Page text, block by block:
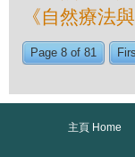
《自然療法
Page 8 of 81
主頁 Home